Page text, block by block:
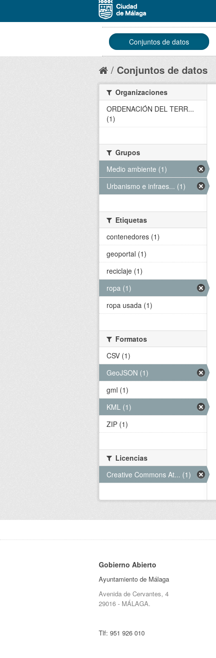
Conjuntos de datos
Conjuntos de datos
Organizaciones
ORDENACIÓN DEL TERR...
(1)
Grupos
Medio ambiente (1)
Urbanismo e infraes... (1)
Etiquetas
contenedores (1)
geoportal (1)
reciclaje (1)
ropa (1)
ropa usada (1)
Formatos
CSV (1)
GeoJSON (1)
gml (1)
KML (1)
ZIP (1)
Licencias
Creative Commons At... (1)
Gobierno Abierto
Ayuntamiento de Málaga
Avenida de Cervantes, 4
29016 - MÁLAGA.
Tlf: 951 926 010